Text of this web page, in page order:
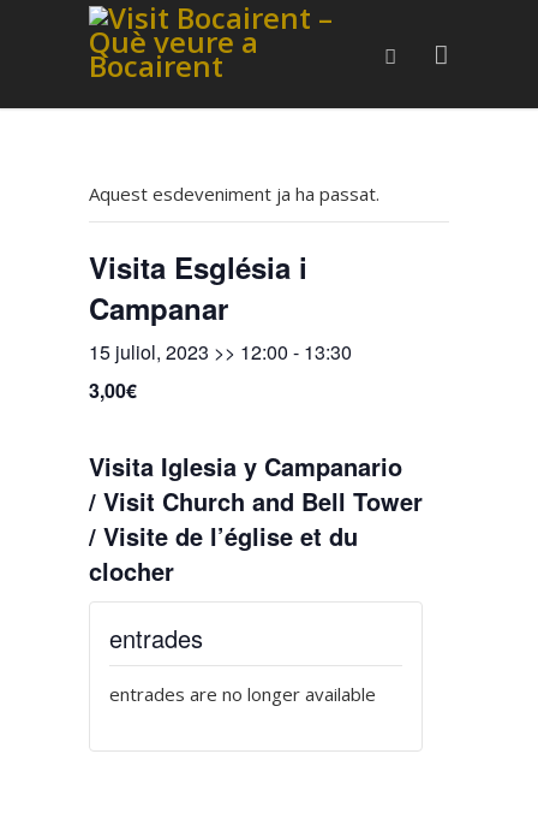
Aquest esdeveniment ja ha passat.
Visita Església i
Campanar
15 juliol, 2023 >> 12:00 - 13:30
3,00€
Visita Iglesia y Campanario
/ Visit Church and Bell Tower
/ Visite de l’église et du
clocher
entrades
entrades are no longer available